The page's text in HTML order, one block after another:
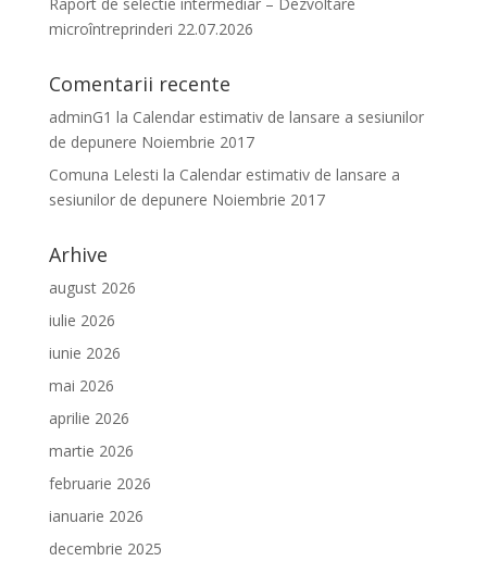
microîntreprinderi 22.07.2026
Comentarii recente
adminG1 la Calendar estimativ de lansare a sesiunilor
de depunere Noiembrie 2017
Comuna Lelesti la Calendar estimativ de lansare a
sesiunilor de depunere Noiembrie 2017
Arhive
august 2026
iulie 2026
iunie 2026
mai 2026
aprilie 2026
martie 2026
februarie 2026
ianuarie 2026
decembrie 2025